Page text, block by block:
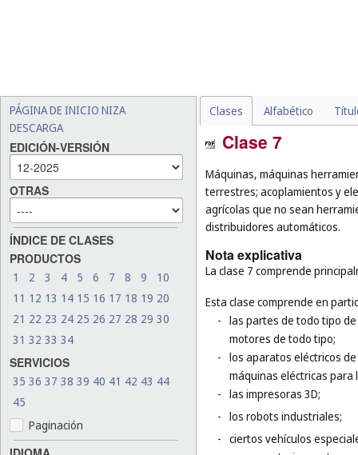
PÁGINA DE INICIO NIZA
DESCARGA
EDICIÓN-VERSIÓN
OTRAS
ÍNDICE DE CLASES
PRODUCTOS
1 2 3 4 5 6 7 8 9
10
11 12 13 14 15 16 17 18 19 20
21 22 23 24 25 26 27 28 29 30
31 32 33 34
SERVICIOS
35 36 37 38 39 40 41 42 43 44
45
Paginación
Clases Alfabético
Clase 7
Máquinas, máquinas
terrestres; acoplamientos y
agrícolas que no sean
distribuidores automáticos.
Nota explicativa
La clase 7 comprende
Esta clase comprende en
- las partes de todo tipo
motores de todo tipo;
- los aparatos eléctricos
máquinas eléctricas
- las impresoras 3D;
- los robots industriales;
- ciertos vehículos